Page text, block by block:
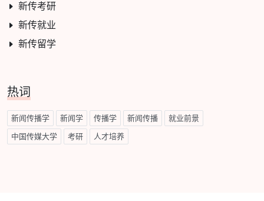
新传考研
新传就业
新传留学
热词
新闻传播学 新闻学 传播学 新闻传播 就业前景
中国传媒大学 考研 人才培养